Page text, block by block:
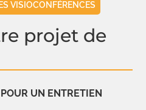
VISIOCONFÉRENCES
projet de
UN ENTRETIEN